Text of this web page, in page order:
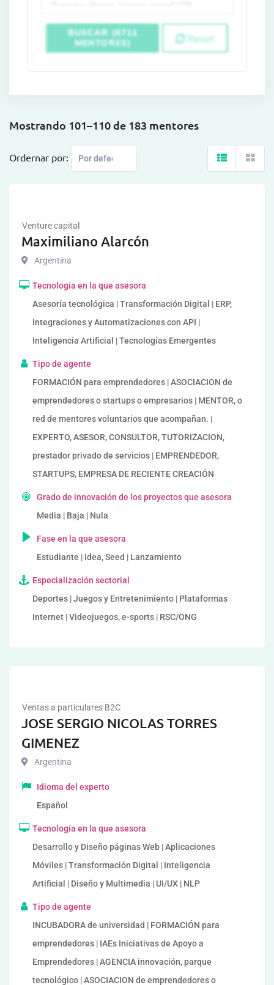
BUSCAR (6711
MENTORES)
Reset
Mostrando 101–110 de 183 mentores
Ordernar por:
Venture capital
Maximiliano Alarcón
Argentina
Tecnología en la que asesora
Asesoría tecnológica | Transformación Digital | ERP,
Integraciones y Automatizaciones con API |
Inteligencia Artificial | Tecnologías Emergentes
Tipo de agente
FORMACIÓN para emprendedores | ASOCIACION de
emprendedores o startups o empresarios | MENTOR, o
red de mentores voluntarios que acompañan. |
EXPERTO, ASESOR, CONSULTOR, TUTORIZACION,
prestador privado de servicios | EMPRENDEDOR,
STARTUPS, EMPRESA DE RECIENTE CREACIÓN
Grado de innovación de los proyectos que asesora
Media | Baja | Nula
Fase en la que asesora
Estudiante | Idea, Seed | Lanzamiento
Especialización sectorial
Deportes | Juegos y Entretenimiento | Plataformas
Internet | Videojuegos, e-sports | RSC/ONG
Ventas a particulares B2C
JOSE SERGIO NICOLAS TORRES
GIMENEZ
Argentina
Idioma del experto
Español
Tecnología en la que asesora
Desarrollo y Diseño páginas Web | Aplicaciones
Móviles | Transformación Digital | Inteligencia
Artificial | Diseño y Multimedia | UI/UX | NLP
Tipo de agente
INCUBADORA de universidad | FORMACIÓN para
emprendedores | IAEs Iniciativas de Apoyo a
Emprendedores | AGENCIA innovación, parque
tecnológico | ASOCIACION de emprendedores o